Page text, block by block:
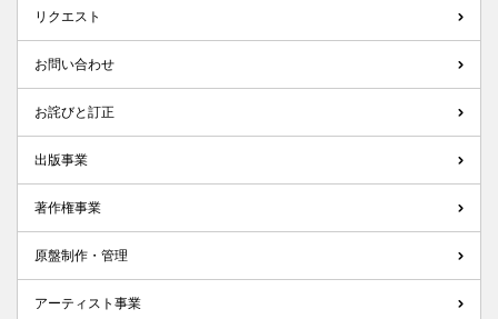
リクエスト
お問い合わせ
お詫びと訂正
出版事業
著作権事業
原盤制作・管理
アーティスト事業